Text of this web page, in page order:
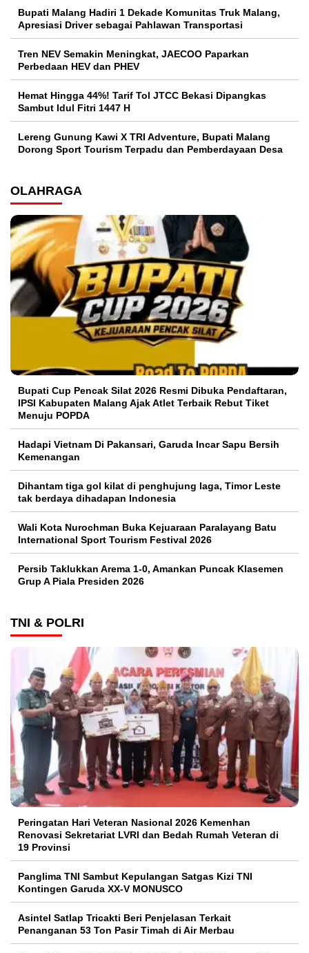
Bupati Malang Hadiri 1 Dekade Komunitas Truk Malang,
Apresiasi Driver sebagai Pahlawan Transportasi
Tren NEV Semakin Meningkat, JAECOO Paparkan
Perbedaan HEV dan PHEV
Hemat Hingga 44%! Tarif Tol JTCC Bekasi Dipangkas
Sambut Idul Fitri 1447 H
Lereng Gunung Kawi X TRI Adventure, Bupati Malang
Dorong Sport Tourism Terpadu dan Pemberdayaan Desa
OLAHRAGA
Bupati Cup Pencak Silat 2026 Resmi Dibuka Pendaftaran,
IPSI Kabupaten Malang Ajak Atlet Terbaik Rebut Tiket
Menuju POPDA
Hadapi Vietnam Di Pakansari, Garuda Incar Sapu Bersih
Kemenangan
Dihantam tiga gol kilat di penghujung laga, Timor Leste
tak berdaya dihadapan Indonesia
Wali Kota Nurochman Buka Kejuaraan Paralayang Batu
International Sport Tourism Festival 2026
Persib Taklukkan Arema 1-0, Amankan Puncak Klasemen
Grup A Piala Presiden 2026
TNI & POLRI
Peringatan Hari Veteran Nasional 2026 Kemenhan
Renovasi Sekretariat LVRI dan Bedah Rumah Veteran di
19 Provinsi
Panglima TNI Sambut Kepulangan Satgas Kizi TNI
Kontingen Garuda XX-V MONUSCO
Asintel Satlap Tricakti Beri Penjelasan Terkait
Penanganan 53 Ton Pasir Timah di Air Merbau